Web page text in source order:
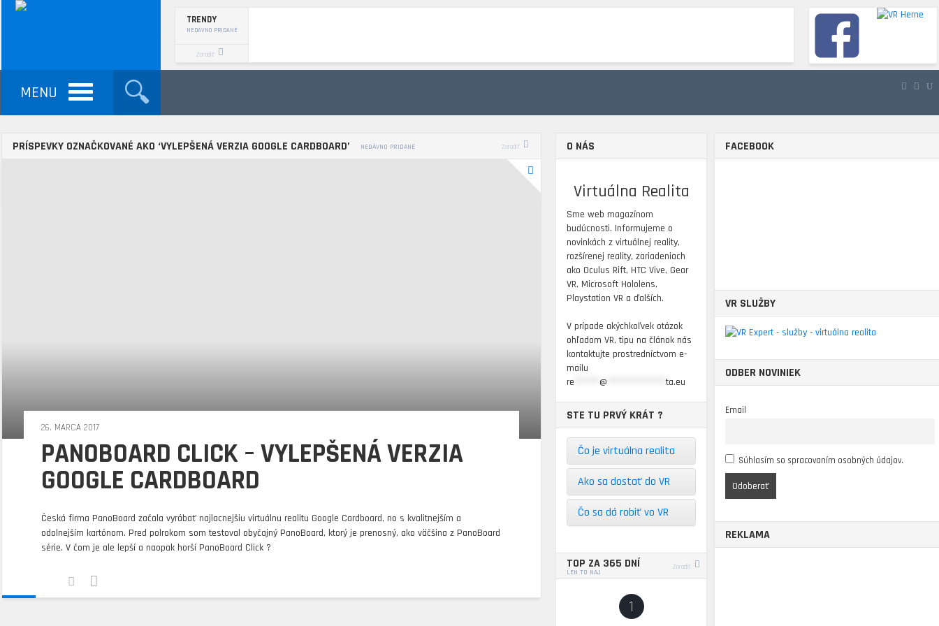
TRENDY
NEDÁVNO PRIDANÉ
Zoradiť
MENU
PRÍSPEVKY OZNAČKOVANÉ AKO ‘VYLEPŠENÁ VERZIA GOOGLE CARDBOARD’ NEDÁVNO PRIDANÉ Zoradiť
26. MARCA 2017
PANOBOARD CLICK – VYLEPŠENÁ VERZIA
GOOGLE CARDBOARD
Česká firma PanoBoard začala vyrábať najlacnejšiu virtuálnu realitu Google Cardboard, no s kvalitnejším a
odolnejším kartónom. Pred polrokom som testoval obyčajný PanoBoard, ktorý je prenosný, ako väčšina z PanoBoard
série. V čom je ale lepší a naopak horší PanoBoard Click ?
O NÁS
Virtuálna Realita
Sme web magazínom
budúcnosti. Informujeme o
novinkách z virtuálnej reality,
rozšírenej reality, zariadeniach
ako Oculus Rift, HTC Vive, Gear
VR, Microsoft Hololens,
Playstation VR a ďalších.
V prípade akýchkoľvek otázok
ohľadom VR, tipu na článok nás
kontaktujte prostredníctvom e-
mailu
re ******@ **************ta.eu
STE TU PRVÝ KRÁT ?
Čo je virtuálna realita
Ako sa dostať do VR
Čo sa dá robiť vo VR
TOP ZA 365 DNÍ
LEN TO NAJ
Zoradiť
1
FACEBOOK
VR SLUŽBY
ODBER NOVINIEK
Email
Súhlasím so spracovaním osobných údajov.
REKLAMA